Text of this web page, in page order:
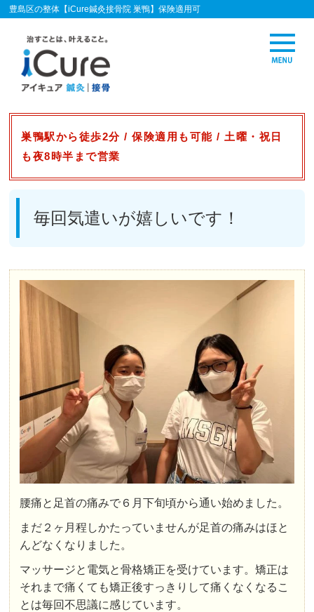
豊島区の整体【iCure鍼灸接骨院 巣鴨】保険適用可
巣鴨駅から徒歩2分 / 保険適用も可能 / 土曜・祝日
も夜8時半まで営業
毎回気遣いが嬉しいです！
腰痛と足首の痛みで６月下旬頃から通い始めました。
まだ２ヶ月程しかたっていませんが足首の痛みはほと
んどなくなりました。
マッサージと電気と骨格矯正を受けています。矯正は
それまで痛くても矯正後すっきりして痛くなくなるこ
とは毎回不思議に感じています。